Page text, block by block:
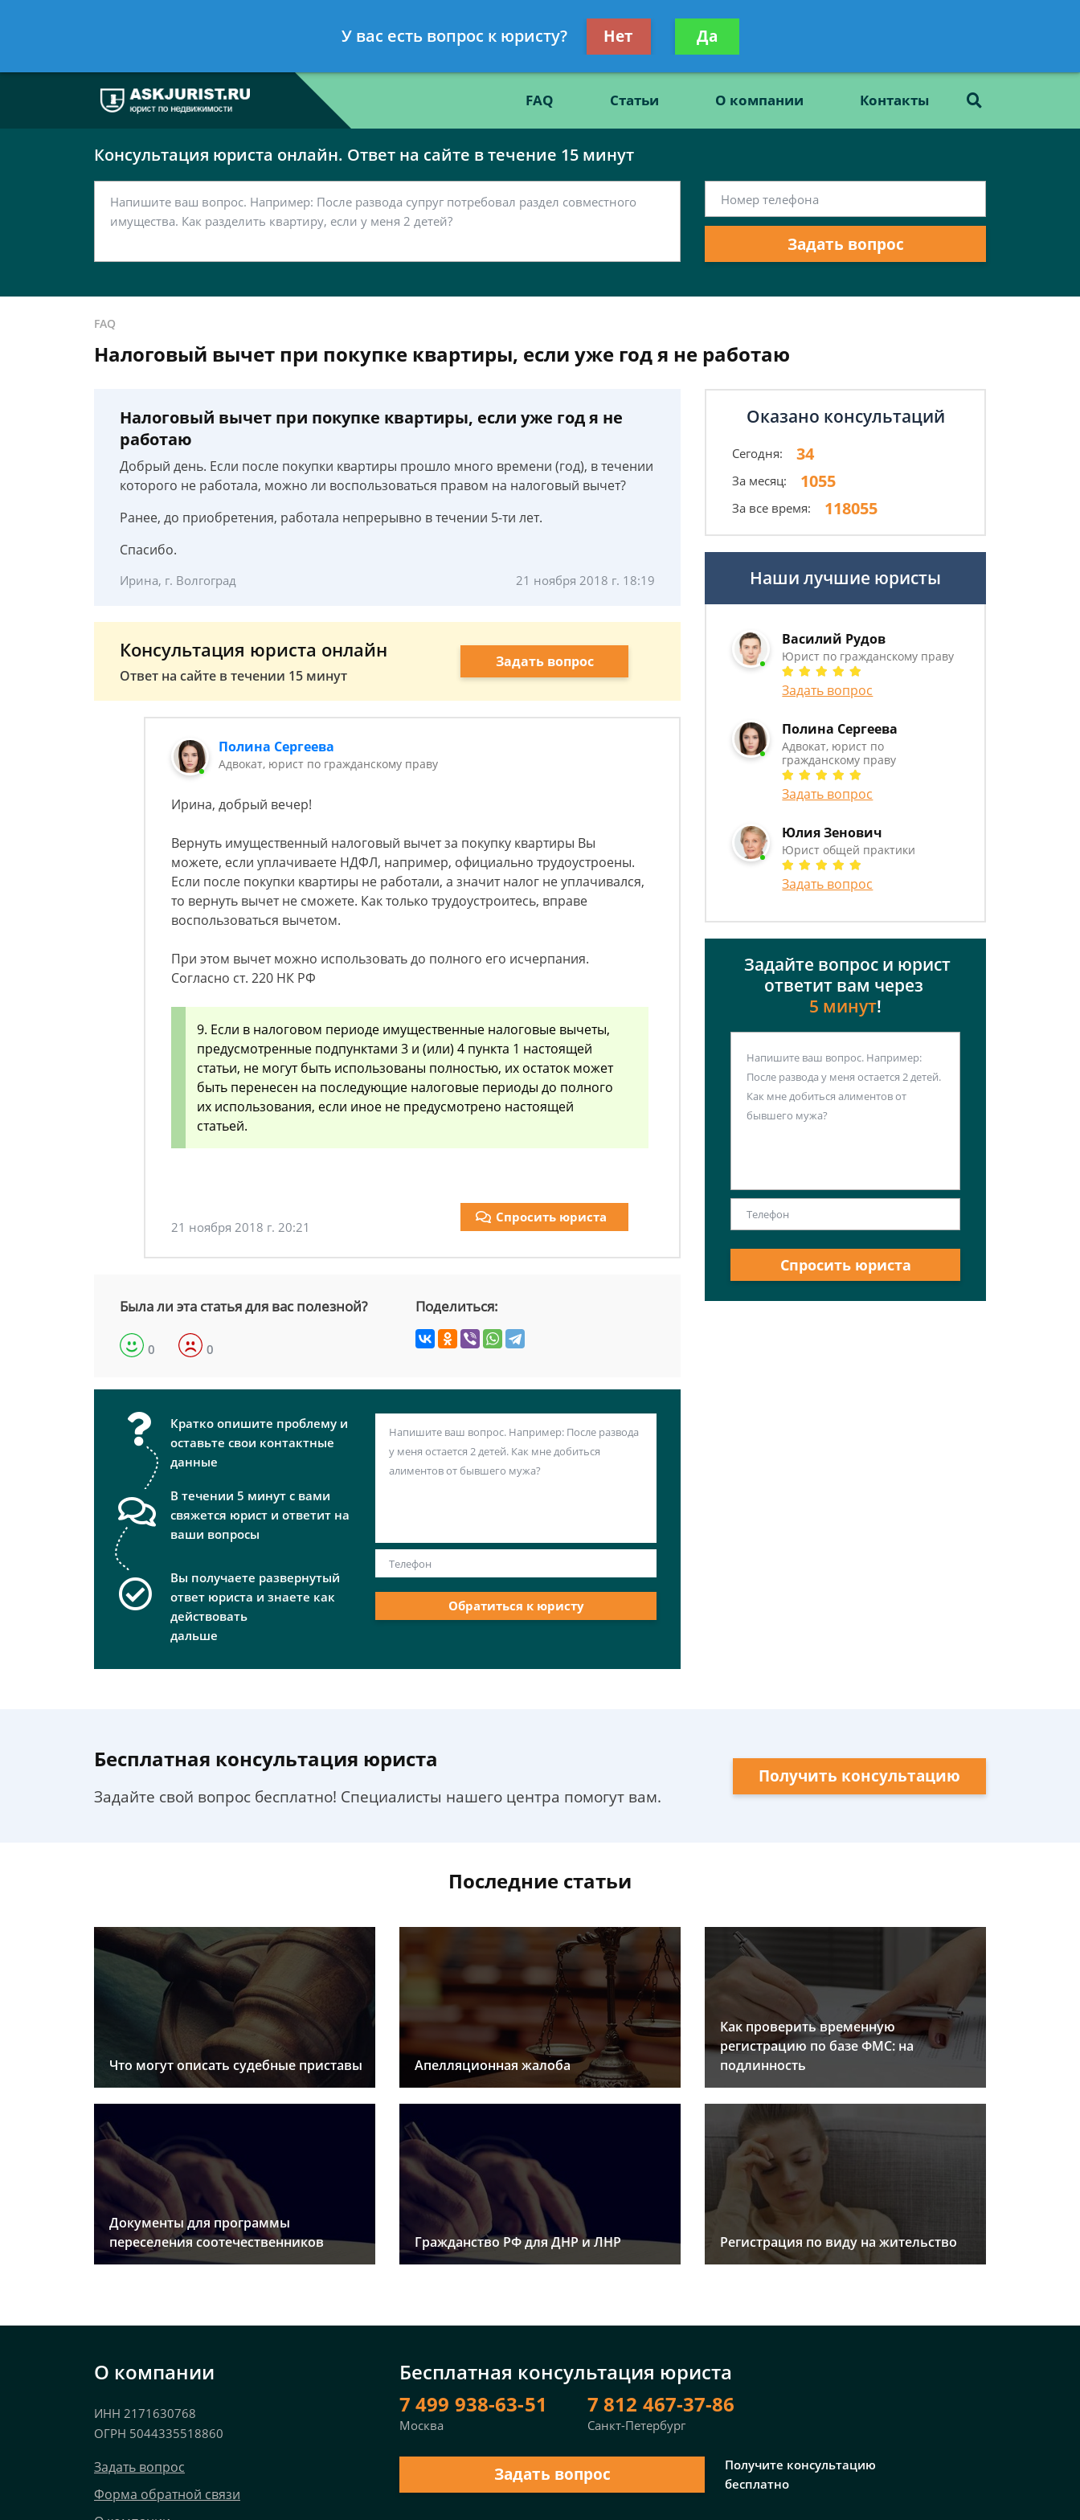
7 812 467-37-86
Получите консультацию
бесплатно
FAQ Статьи О компании Контакты
Консультация юриста онлайн. Ответ на сайте в течение 15 минут
Задать вопрос
FAQ
Налоговый вычет при покупке квартиры, если уже год я не работаю
Налоговый вычет при покупке квартиры, если уже год я не
работаю
Добрый день. Если после покупки квартиры прошло много времени (год), в течении
которого не работала, можно ли воспользоваться правом на налоговый вычет?
Ранее, до приобретения, работала непрерывно в течении 5-ти лет.
Спасибо.
Ирина, г. Волгоград 21 ноября 2018 г. 18:19
Консультация юриста онлайн
Ответ на сайте в течении 15 минут
Задать вопрос
Полина Сергеева
Адвокат, юрист по гражданскому праву
Ирина, добрый вечер!
Вернуть имущественный налоговый вычет за покупку квартиры Вы
можете, если уплачиваете НДФЛ, например, официально трудоустроены.
Если после покупки квартиры не работали, а значит налог не уплачивался,
то вернуть вычет не сможете. Как только трудоустроитесь, вправе
воспользоваться вычетом.
При этом вычет можно использовать до полного его исчерпания.
Согласно ст. 220 НК РФ
9. Если в налоговом периоде имущественные налоговые вычеты,
предусмотренные подпунктами 3 и (или) 4 пункта 1 настоящей
статьи, не могут быть использованы полностью, их остаток может
быть перенесен на последующие налоговые периоды до полного
их использования, если иное не предусмотрено настоящей
статьей.
21 ноября 2018 г. 20:21
Спросить юриста
Была ли эта статья для вас полезной?
0 0
Поделиться:
Кратко опишите проблему и
оставьте свои контактные
данные
В течении 5 минут с вами
свяжется юрист и ответит на
ваши вопросы
Вы получаете развернутый
ответ юриста и знаете как
действовать
дальше
Обратиться к юристу
Оказано консультаций
Сегодня: 34
За месяц: 1055
За все время: 118055
Наши лучшие юристы
Василий Рудов
Юрист по гражданскому праву
Задать вопрос
Полина Сергеева
Адвокат, юрист по
гражданскому праву
Задать вопрос
Юлия Зенович
Юрист общей практики
Задать вопрос
Задайте вопрос и юрист
ответит вам через
5 минут!
Спросить юриста
Бесплатная консультация юриста
Задайте свой вопрос бесплатно! Специалисты нашего центра помогут вам.
Получить консультацию
Последние статьи
Что могут описать судебные приставы Апелляционная жалоба
Как проверить временную
регистрацию по базе ФМС: на
подлинность
Документы для программы
переселения соотечественников
Гражданство РФ для ДНР и ЛНР Регистрация по виду на жительство
О компании
ИНН 2171630768
ОГРН 5044335518860
Задать вопрос
Форма обратной связи
Бесплатная консультация юриста
7 499 938-63-51
Москва
7 812 467-37-86
Санкт-Петербург
Задать вопрос
Получите консультацию
бесплатно
У вас есть вопрос к юристу? Нет Да